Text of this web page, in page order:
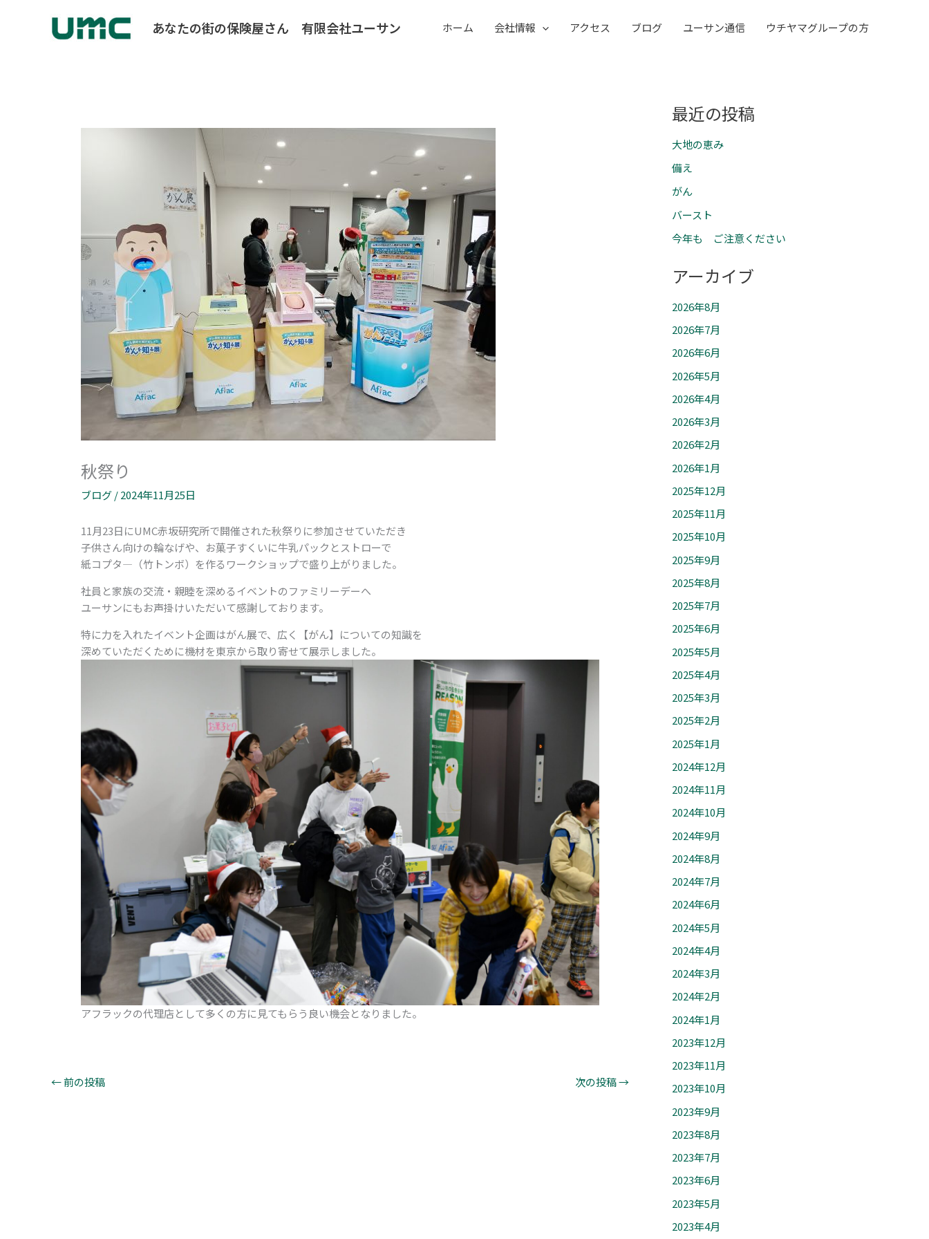
あなたの街の保険屋さん 有限会社ユーサン ホーム 会社情報 アクセス ブログ ユーサン通信 ウチヤマグループの方
秋祭り
ブログ/2024年11月25日
11月23日にUMC赤坂研究所で開催された秋祭りに参加させていただき
子供さん向けの輪なげや、お菓子すくいに牛乳パックとストローで
紙コプタ―（竹トンボ）を作るワークショップで盛り上がりました。
社員と家族の交流・親睦を深めるイベントのファミリーデーへ
ユーサンにもお声掛けいただいて感謝しております。
特に力を入れたイベント企画はがん展で、広く【がん】についての知識を
深めていただくために機材を東京から取り寄せて展示しました。
アフラックの代理店として多くの方に見てもらう良い機会となりました。
←前の投稿 次の投稿→
最近の投稿
大地の恵み
備え
がん
バースト
今年も ご注意ください
アーカイブ
2026年8月
2026年7月
2026年6月
2026年5月
2026年4月
2026年3月
2026年2月
2026年1月
2025年12月
2025年11月
2025年10月
2025年9月
2025年8月
2025年7月
2025年6月
2025年5月
2025年4月
2025年3月
2025年2月
2025年1月
2024年12月
2024年11月
2024年10月
2024年9月
2024年8月
2024年7月
2024年6月
2024年5月
2024年4月
2024年3月
2024年2月
2024年1月
2023年12月
2023年11月
2023年10月
2023年9月
2023年8月
2023年7月
2023年6月
2023年5月
2023年4月